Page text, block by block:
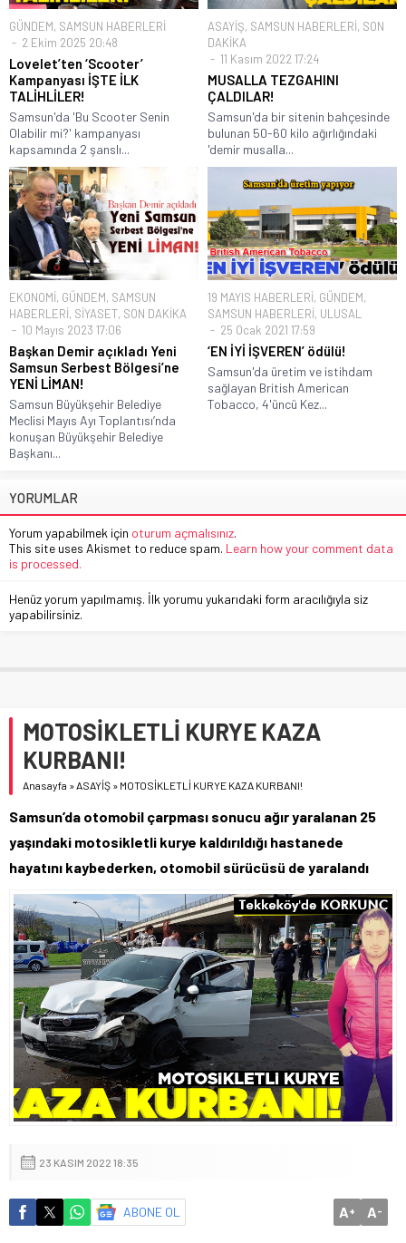
GÜNDEM, SAMSUN HABERLERİ
2 Ekim 2025 20:48
Lovelet’ten ‘Scooter’
Kampanyası İŞTE İLK
TALİHLİLER!
Samsun'da 'Bu Scooter Senin
Olabilir mi?' kampanyası
kapsamında 2 şanslı...
ASAYİŞ, SAMSUN HABERLERİ, SON
DAKİKA
11 Kasım 2022 17:24
MUSALLA TEZGAHINI
ÇALDILAR!
Samsun'da bir sitenin bahçesinde
bulunan 50-60 kilo ağırlığındaki
'demir musalla...
EKONOMİ, GÜNDEM, SAMSUN
HABERLERİ, SİYASET, SON DAKİKA
10 Mayıs 2023 17:06
Başkan Demir açıkladı Yeni
Samsun Serbest Bölgesi’ne
YENİ LİMAN!
Samsun Büyükşehir Belediye
Meclisi Mayıs Ayı Toplantısı’nda
konuşan Büyükşehir Belediye
Başkanı...
19 MAYIS HABERLERİ, GÜNDEM,
SAMSUN HABERLERİ, ULUSAL
25 Ocak 2021 17:59
‘EN İYİ İŞVEREN’ ödülü!
Samsun'da üretim ve istihdam
sağlayan British American
Tobacco, 4'üncü Kez...
YORUMLAR
Yorum yapabilmek için oturum açmalısınız.
This site uses Akismet to reduce spam. Learn how your comment data
is processed.
Henüz yorum yapılmamış. İlk yorumu yukarıdaki form aracılığıyla siz
yapabilirsiniz.
MOTOSİKLETLİ KURYE KAZA
KURBANI!
Anasayfa »ASAYİŞ » MOTOSİKLETLİ KURYE KAZA KURBANI!
Samsun’da otomobil çarpması sonucu ağır yaralanan 25
yaşındaki motosikletli kurye kaldırıldığı hastanede
hayatını kaybederken, otomobil sürücüsü de yaralandı
23 KASIM 2022 18:35
ABONE OL A+ A-